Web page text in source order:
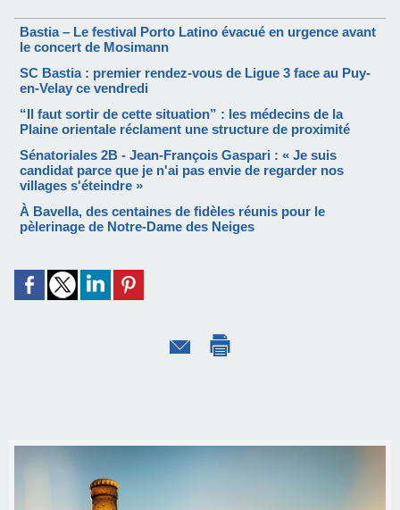
Bastia – Le festival Porto Latino évacué en urgence avant
le concert de Mosimann
SC Bastia : premier rendez-vous de Ligue 3 face au Puy-
en-Velay ce vendredi
“Il faut sortir de cette situation” : les médecins de la
Plaine orientale réclament une structure de proximité
Sénatoriales 2B - Jean-François Gaspari : « Je suis
candidat parce que je n'ai pas envie de regarder nos
villages s'éteindre »
À Bavella, des centaines de fidèles réunis pour le
pèlerinage de Notre-Dame des Neiges